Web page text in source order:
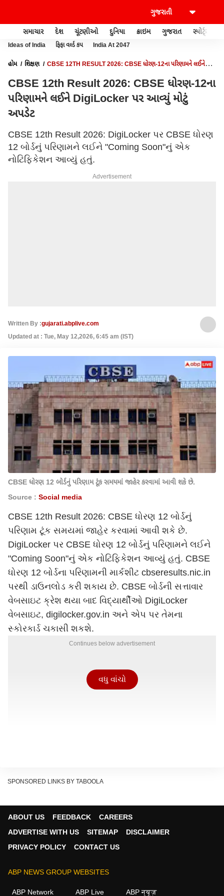
સમાચાર દેશ ચૂંટણીઓ દુનિયા ક્રાઇમ ગુજરાત સ્પોર્ટ્સ
Ideas of India ફિફા વર્લ્ડ કપ India At 2047
હોમ શિક્ષણ
CBSE 12TH RESULT 2026: CBSE ધોરણ-12ના પરિણામને લઈને
CBSE 12th Result 2026: CBSE ધોરણ-12ના
પરિણામને લઈને DigiLocker પર આવ્યું મોટું
અપડેટ
CBSE 12th Result 2026: DigiLocker પર CBSE ધોરણ
12 બોર્ડનું પરિણામને લઈને "Coming Soon"નું એક
નોટિફિકેશન આવ્યું હતું.
Advertisement
Written By :gujarati.abplive.com
Updated at : Tue, May 12,2026, 6:45 am (IST)
CBSE ધોરણ 12 બોર્ડનું પરિણામ ટૂંક સમયમાં જાહેર કરવામાં આવી શકે છે.
Source : Social media
CBSE 12th Result 2026: CBSE ધોરણ 12 બોર્ડનું
પરિણામ ટૂંક સમયમાં જાહેર કરવામાં આવી શકે છે.
DigiLocker પર CBSE ધોરણ 12 બોર્ડનું પરિણામને લઈને
"Coming Soon"નું એક નોટિફિકેશન આવ્યું હતું. CBSE
ધોરણ 12 બોર્ડના પરિણામની માર્કશીટ cbseresults.nic.in
પરથી ડાઉનલોડ કરી શકાય છે. CBSE બોર્ડની સત્તાવાર
વેબસાઇટ ક્રેશ થયા બાદ વિદ્યાર્થીઓ DigiLocker
વેબસાઇટ, digilocker.gov.in અને એપ પર તેમના
સ્કોરકાર્ડ ચકાસી શકશે.
Continues below advertisement
વધુ વાંચો
SPONSORED LINKS BY TABOOLA
ABOUT US FEEDBACK
CAREERS
ADVERTISE WITH US
SITEMAP
DISCLAIMER
PRIVACY POLICY
CONTACT US
ABP NEWS GROUP WEBSITES
ABP Network ABP Live ABP न्यूज़